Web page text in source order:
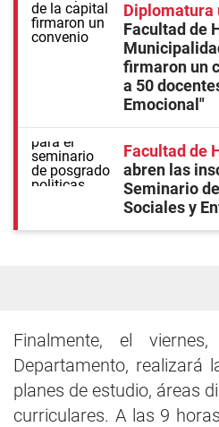
Facultad de
firmaron un
a 50
Emocional"
Facultad de
abren las
Seminario
Sociales y
Finalmente, el
Departamento, realizará
planes de estudio, áreas
curriculares. A las 9